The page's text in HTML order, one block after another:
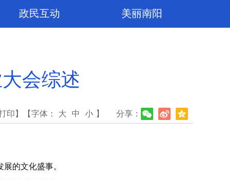
政民互动 美丽南阳
会综述
分享：
印】 【字体： 大 中 小 】
的文化盛事。